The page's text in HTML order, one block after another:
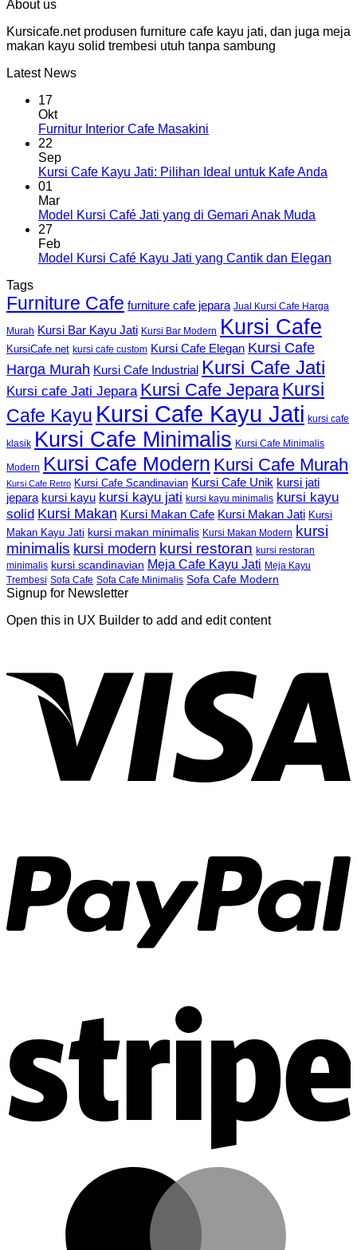
About us
Kursicafe.net produsen furniture cafe kayu jati, dan juga meja
makan kayu solid trembesi utuh tanpa sambung
Latest News
17
Okt
Furnitur Interior Cafe Masakini
22
Sep
Kursi Cafe Kayu Jati: Pilihan Ideal untuk Kafe Anda
01
Mar
Model Kursi Café Jati yang di Gemari Anak Muda
27
Feb
Model Kursi Café Kayu Jati yang Cantik dan Elegan
Tags
Furniture Cafe furniture cafe jepara Jual Kursi Cafe Harga
Murah Kursi Bar Kayu Jati Kursi Bar Modern Kursi Cafe
KursiCafe.net kursi cafe custom Kursi Cafe Elegan Kursi Cafe
Harga Murah Kursi Cafe Industrial Kursi Cafe Jati
Kursi cafe Jati Jepara Kursi Cafe Jepara Kursi
Cafe Kayu Kursi Cafe Kayu Jati kursi cafe
klasik Kursi Cafe Minimalis Kursi Cafe Minimalis
Modern Kursi Cafe Modern Kursi Cafe Murah
Kursi Cafe Retro Kursi Cafe Scandinavian Kursi Cafe Unik kursi jati
jepara kursi kayu kursi kayu jati kursi kayu minimalis kursi kayu
solid Kursi Makan Kursi Makan Cafe Kursi Makan Jati Kursi
Makan Kayu Jati kursi makan minimalis Kursi Makan Modern kursi
minimalis kursi modern kursi restoran kursi restoran
minimalis kursi scandinavian Meja Cafe Kayu Jati Meja Kayu
Trembesi Sofa Cafe Sofa Cafe Minimalis Sofa Cafe Modern
Signup for Newsletter
Open this in UX Builder to add and edit content